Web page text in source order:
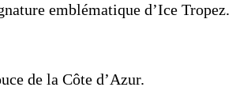
emblématique d’Ice Tropez.
de la Côte d’Azur.